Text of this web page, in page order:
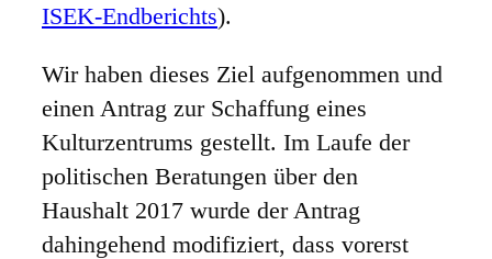
ISEK-Endberichts).
Wir haben dieses Ziel aufgenommen und
einen Antrag zur Schaffung eines
Kulturzentrums gestellt. Im Laufe der
politischen Beratungen über den
Haushalt 2017 wurde der Antrag
dahingehend modifiziert, dass vorerst